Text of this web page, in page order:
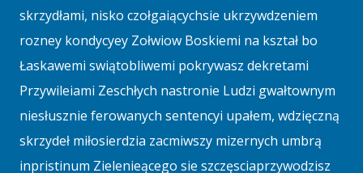
skrzydłami, nisko czołgaiącychsie ukrzywdzeniem
rozney kondycyey Zołwiow Boskiemi na kształ bo
Łaskawemi swiątobliwemi pokrywasz dekretami
Przywileiami Zeschłych nastronie Ludzi gwałtownym
niesłusznie ferowanych sentencyi upałem, wdzięczną
skrzydeł miłosierdzia zacmiwszy mizernych umbrą
inpristinum Zielenieącego sie szczęsciaprzywodzisz